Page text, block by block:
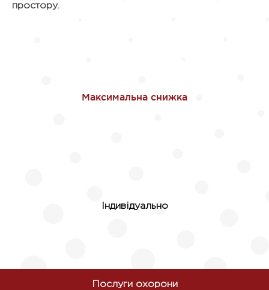
простору.
Індивідуально
Послуги охорони